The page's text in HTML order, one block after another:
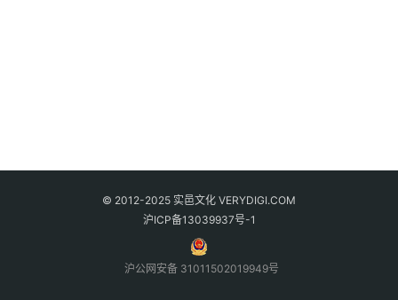
© 2012-2025 实邑文化 VERYDIGI.COM
沪ICP备13039937号-1
沪公网安备 31011502019949号